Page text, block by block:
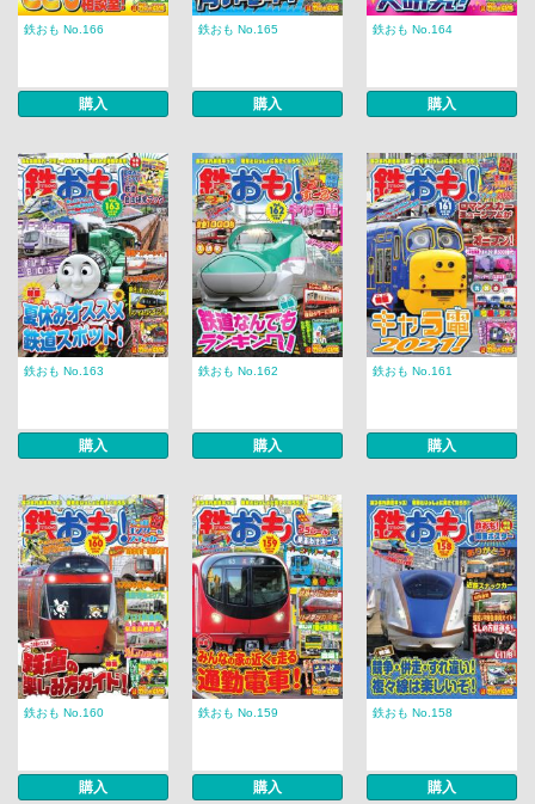
鉄おも No.166
購入
鉄おも No.165
購入
鉄おも No.164
購入
鉄おも No.163
購入
鉄おも No.162
購入
鉄おも No.161
購入
鉄おも No.160
購入
鉄おも No.159
購入
鉄おも No.158
購入